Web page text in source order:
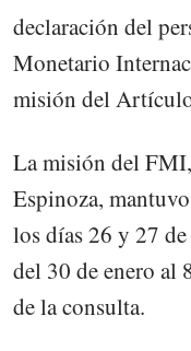
declaración del
Monetario
misión del
La misión del
Espinoza,
los días 26 y 27
del 30 de enero al
de la consulta.